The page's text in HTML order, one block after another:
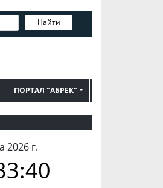
Найти
ПОРТАЛ "АБРЕК"
2026 г.